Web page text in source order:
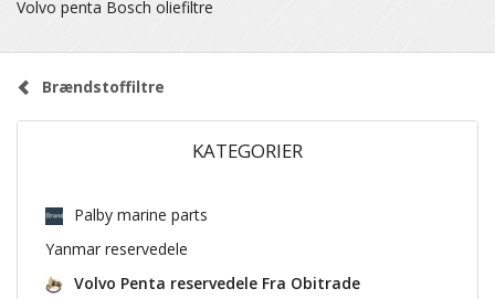
Volvo penta Bosch oliefiltre
Brændstoffiltre
KATEGORIER
Palby marine parts
Yanmar reservedele
Volvo Penta reservedele Fra Obitrade